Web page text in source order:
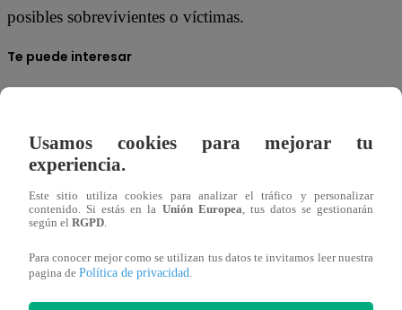
posibles sobrevivientes o víctimas.
Te puede interesar
Perú será uno
de los tres
económico en
América
En redes sociales circula un video que muestra el globo
precipitarseal suelo. Presuntamente, el accidente se
La región de Praia Grande es conocida por sus paisajes
Usamos cookies para mejorar tu
experiencia.
Este sitio utiliza cookies para analizar el tráfico y personalizar
contenido. Si estás en la Unión Europea , tus datos se gestionarán
según el RGPD
Para conocer mejor como se utilizan tus datos te invitamos leer nuestra
pagina de Política de privacidad